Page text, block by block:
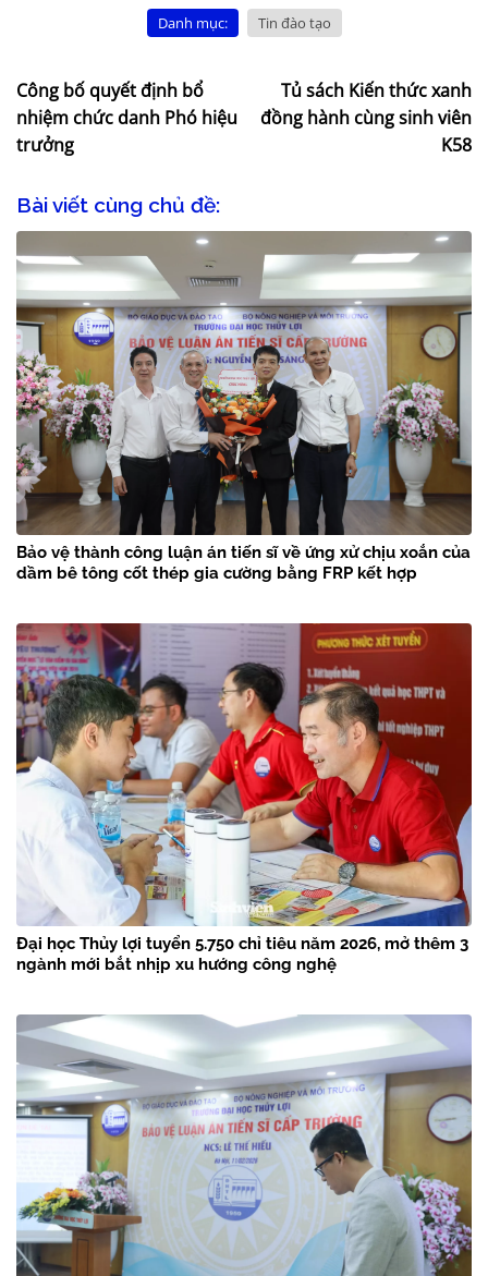
Danh mục: Tin đào tạo
Công bố quyết định bổ
nhiệm chức danh Phó hiệu
trưởng
Tủ sách Kiến thức xanh
đồng hành cùng sinh viên
K58
Bài viết cùng chủ đề:
Bảo vệ thành công luận án tiến sĩ về ứng xử chịu xoắn của
dầm bê tông cốt thép gia cường bằng FRP kết hợp
Đại học Thủy lợi tuyển 5.750 chỉ tiêu năm 2026, mở thêm 3
ngành mới bắt nhịp xu hướng công nghệ